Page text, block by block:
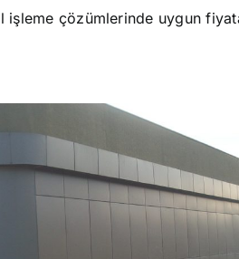
işleme çözümlerinde uygun